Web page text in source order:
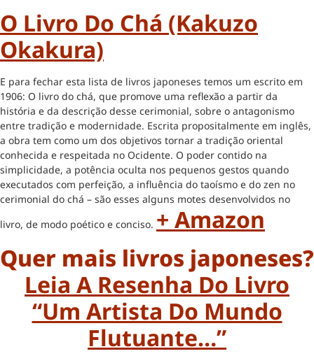
O Livro Do Chá (Kakuzo
Okakura)
E para fechar esta lista de livros japoneses temos um escrito em
1906: O livro do chá, que promove uma reflexão a partir da
história e da descrição desse cerimonial, sobre o antagonismo
entre tradição e modernidade. Escrita propositalmente em inglês,
a obra tem como um dos objetivos tornar a tradição oriental
conhecida e respeitada no Ocidente. O poder contido na
simplicidade, a potência oculta nos pequenos gestos quando
executados com perfeição, a influência do taoísmo e do zen no
cerimonial do chá – são esses alguns motes desenvolvidos no
livro, de modo poético e conciso. + Amazon
Quer mais livros japoneses?
Leia A Resenha Do Livro
“Um Artista Do Mundo
Flutuante…”